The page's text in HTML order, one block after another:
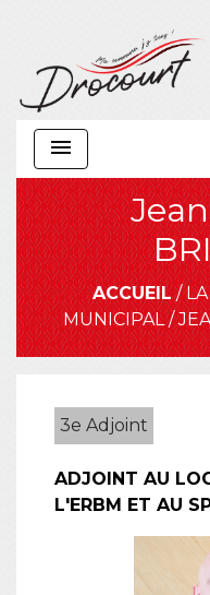
menu
ACCUEIL/
MUNICIPAL/
3e Adjoint
ADJOINT AU
L'ERBM ET AU